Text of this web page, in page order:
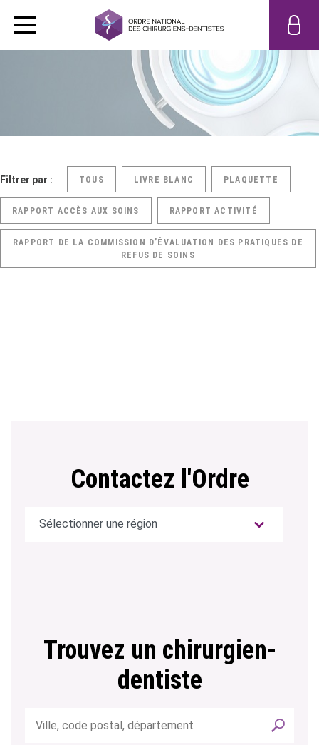
Filtrer par : TOUS LIVRE BLANC PLAQUETTE
RAPPORT ACCÈS AUX SOINS RAPPORT ACTIVITÉ
RAPPORT DE LA COMMISSION D’ÉVALUATION DES PRATIQUES DE
REFUS DE SOINS
Contactez l'Ordre
Trouvez un chirurgien-
dentiste